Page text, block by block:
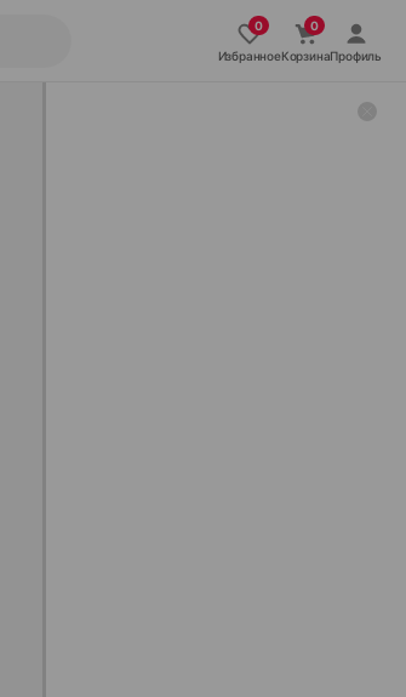
ИзбранноеКорзинаПрофиль